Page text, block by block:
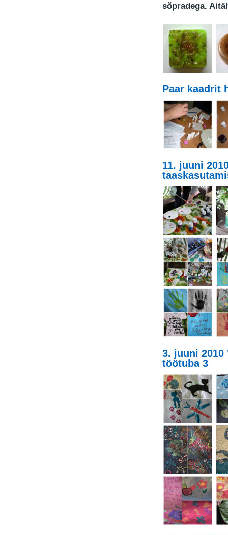
sõpradega.
Paar kaadrit
11. juuni
3. juuni
töötuba 3